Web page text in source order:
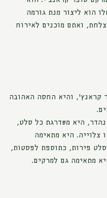
הוא ליצור מנת גורמה
ואתם מוכנים לאירוח
קראנץ׳, והיא החסה האהובה
היא משדרגת כל סלט,
צלוייה. היא מתאימה
פירות, כתוספת לפסטות,
מתאימה גם למרקים.